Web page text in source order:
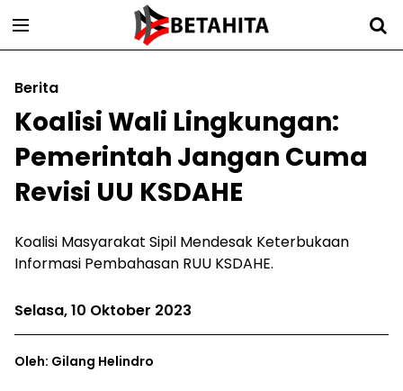
Berita
Koalisi Wali Lingkungan:
Pemerintah Jangan Cuma
Revisi UU KSDAHE
Koalisi Masyarakat Sipil Mendesak Keterbukaan
Informasi Pembahasan RUU KSDAHE.
Selasa, 10 Oktober 2023
Oleh: Gilang Helindro